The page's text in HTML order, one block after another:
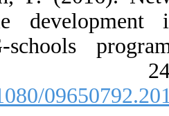
sustainable
ECOLOG-
[DOI:10.1080/